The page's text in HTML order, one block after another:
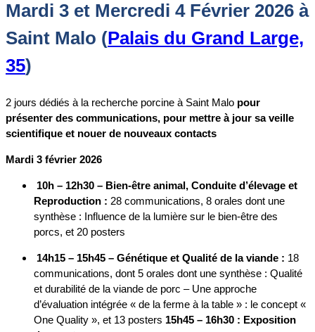
Mardi 3 et Mercredi 4 Février 2026 à
Saint Malo (Palais du Grand Large,
35)
2 jours dédiés à la recherche porcine à Saint Malo pour
présenter des communications, pour mettre à jour sa veille
scientifique et nouer de nouveaux contacts
Mardi 3 février 2026
10h – 12h30 – Bien-être animal, Conduite d’élevage et
Reproduction : 28 communications, 8 orales dont une
synthèse : Influence de la lumière sur le bien-être des
porcs, et 20 posters
14h15 – 15h45 – Génétique et Qualité de la viande : 18
communications, dont 5 orales dont une synthèse : Qualité
et durabilité de la viande de porc – Une approche
d’évaluation intégrée « de la ferme à la table » : le concept «
One Quality », et 13 posters 15h45 – 16h30 : Exposition